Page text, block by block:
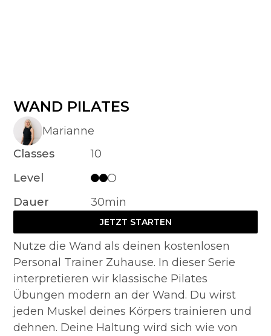
WAND PILATES
Marianne
Classes
10
Level
Dauer
30min
JETZT STARTEN
Nutze die Wand als deinen kostenlosen
Personal Trainer Zuhause. In dieser Serie
interpretieren wir klassische Pilates
Übungen modern an der Wand. Du wirst
jeden Muskel deines Körpers trainieren und
dehnen. Deine Haltung wird sich wie von